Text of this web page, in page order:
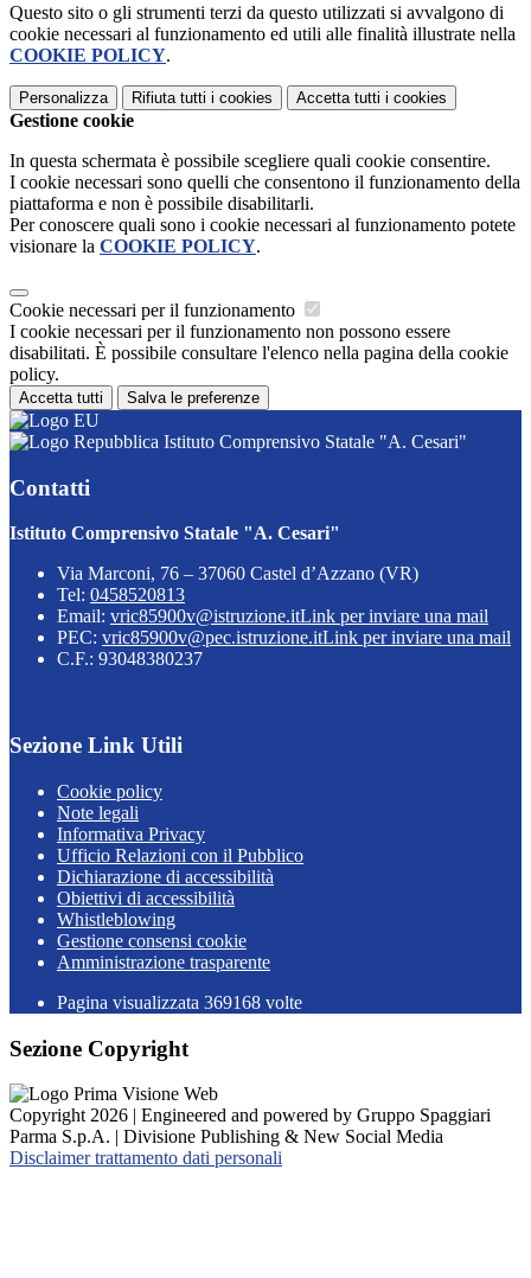
Questo sito o gli strumenti terzi da questo utilizzati si avvalgono di
cookie necessari al funzionamento ed utili alle finalità illustrate nella
COOKIE POLICY.
Personalizza Rifiuta tutti i cookies Accetta tutti i cookies
Gestione cookie
In questa schermata è possibile scegliere quali cookie consentire.
I cookie necessari sono quelli che consentono il funzionamento della
piattaforma e non è possibile disabilitarli.
Per conoscere quali sono i cookie necessari al funzionamento potete
visionare la COOKIE POLICY.
Cookie necessari per il funzionamento
I cookie necessari per il funzionamento non possono essere
disabilitati. È possibile consultare l'elenco nella pagina della cookie
policy.
Accetta tutti Salva le preferenze
Istituto Comprensivo Statale "A. Cesari"
Contatti
Istituto Comprensivo Statale "A. Cesari"
Via Marconi, 76 – 37060 Castel d’Azzano (VR)
Tel: 0458520813
Email: vric85900v@istruzione.itLink per inviare una mail
PEC: vric85900v@pec.istruzione.itLink per inviare una mail
C.F.: 93048380237
Sezione Link Utili
Cookie policy
Note legali
Informativa Privacy
Ufficio Relazioni con il Pubblico
Dichiarazione di accessibilità
Obiettivi di accessibilità
Whistleblowing
Gestione consensi cookie
Amministrazione trasparente
Pagina visualizzata 369168 volte
Sezione Copyright
Copyright 2026 | Engineered and powered by Gruppo Spaggiari
Parma S.p.A. | Divisione Publishing & New Social Media
Disclaimer trattamento dati personali